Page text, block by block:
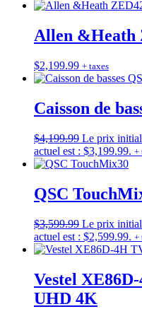
Allen &Heath
$2,199.99 + taxes
Caisson de
$4,199.99 Le prix
actuel est : $3,199.99. +
QSC
$3,599.99 Le prix
actuel est : $2,599.99. +
Vestel
UHD 4K